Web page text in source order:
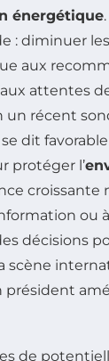
énergétique
: diminuer
aux
attentes
un récent
dit
protéger l’
croissante
ou
décisions
scène
président
de